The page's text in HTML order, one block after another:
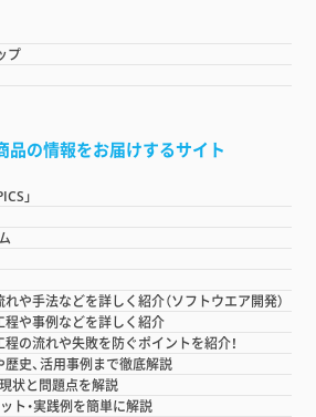
プ
品の情報をお届けするサイト
」
や手法などを詳しく紹介（ソフトウエア開発）
程や事例などを詳しく紹介
の流れや失敗を防ぐポイントを紹介！
歴史、活用事例まで徹底解説
状と問題点を解説
ト・実践例を簡単に解説